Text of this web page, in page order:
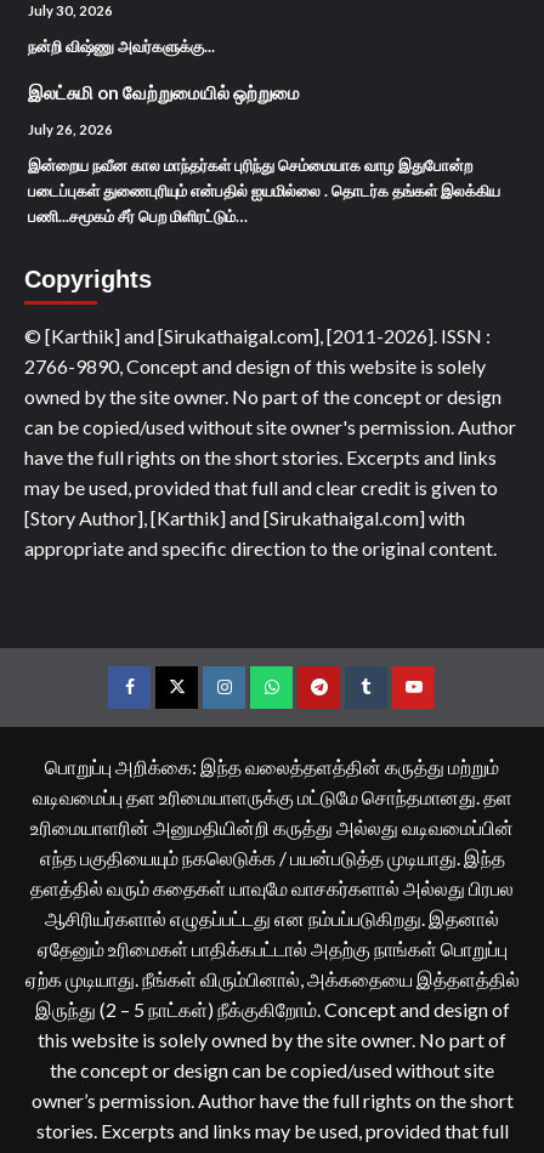
July 30, 2026
நன்றி விஷ்ணு அவர்களுக்கு...
இலட்சுமி on வேற்றுமையில் ஒற்றுமை
July 26, 2026
இன்றைய நவீன கால மாந்தர்கள் புரிந்து செம்மையாக வாழ இதுபோன்ற
படைப்புகள் துணைபுரியும் என்பதில் ஐயமில்லை . தொடர்க தங்கள் இலக்கிய
பணி...சமூகம் சீர் பெற மிளிரட்டும்…
Copyrights
© [Karthik] and [Sirukathaigal.com], [2011-2026]. ISSN :
2766-9890, Concept and design of this website is solely
owned by the site owner. No part of the concept or design
can be copied/used without site owner's permission. Author
have the full rights on the short stories. Excerpts and links
may be used, provided that full and clear credit is given to
[Story Author], [Karthik] and [Sirukathaigal.com] with
appropriate and specific direction to the original content.
FacebookTwitterInstagramWhatsappTelegramTumblrYouTube
பொறுப்பு அறிக்கை: இந்த வலைத்தளத்தின் கருத்து மற்றும்
வடிவமைப்பு தள உரிமையாளருக்கு மட்டுமே சொந்தமானது. தள
உரிமையாளரின் அனுமதியின்றி கருத்து அல்லது வடிவமைப்பின்
எந்த பகுதியையும் நகலெடுக்க / பயன்படுத்த முடியாது. இந்த
தளத்தில் வரும் கதைகள் யாவுமே வாசகர்களால் அல்லது பிரபல
ஆசிரியர்களால் எழுதப்பட்டது என நம்பப்படுகிறது. இதனால்
ஏதேனும் உரிமைகள் பாதிக்கபட்டால் அதற்கு நாங்கள் பொறுப்பு
ஏற்க முடியாது. நீங்கள் விரும்பினால், அக்கதையை இத்தளத்தில்
இருந்து (2 – 5 நாட்கள்) நீக்குகிறோம். Concept and design of
this website is solely owned by the site owner. No part of
the concept or design can be copied/used without site
owner’s permission. Author have the full rights on the short
stories. Excerpts and links may be used, provided that full